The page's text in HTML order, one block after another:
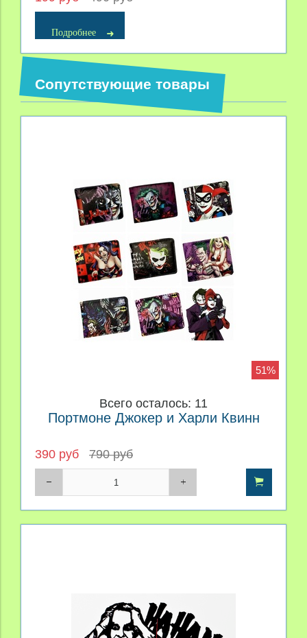
Подробнее
Сопутствующие товары
51%
Всего осталось: 11
Портмоне Джокер и Харли Квинн
390 руб 790 руб